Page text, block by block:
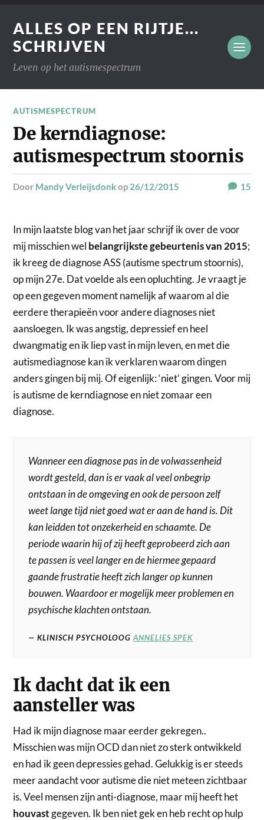
ALLES OP EEN RIJTJE...
SCHRIJVEN
Leven op het autismespectrum
AUTISMESPECTRUM
De kerndiagnose:
autismespectrum stoornis
door Mandy Verleijsdonkop 26/12/2015 15
In mijn laatste blog van het jaar schrijf ik over de voor
mij misschien wel belangrijkste gebeurtenis van 2015;
ik kreeg de diagnose ASS (autisme spectrum stoornis),
op mijn 27e. Dat voelde als een opluchting. Je vraagt je
op een gegeven moment namelijk af waarom al die
eerdere therapieën voor andere diagnoses niet
aansloegen. Ik was angstig, depressief en heel
dwangmatig en ik liep vast in mijn leven, en met die
autismediagnose kan ik verklaren waarom dingen
anders gingen bij mij. Of eigenlijk: ‘niet’ gingen. Voor mij
is autisme de kerndiagnose en niet zomaar een
diagnose.
Wanneer een diagnose pas in de volwassenheid
wordt gesteld, dan is er vaak al veel onbegrip
ontstaan in de omgeving en ook de persoon zelf
weet lange tijd niet goed wat er aan de hand is. Dit
kan leidden tot onzekerheid en schaamte. De
periode waarin hij of zij heeft geprobeerd zich aan
te passen is veel langer en de hiermee gepaard
gaande frustratie heeft zich langer op kunnen
bouwen. Waardoor er mogelijk meer problemen en
psychische klachten ontstaan.
KLINISCH PSYCHOLOOGANNELIES SPEK
Ik dacht dat ik een
aansteller was
Had ik mijn diagnose maar eerder gekregen..
Misschien was mijn OCD dan niet zo sterk ontwikkeld
en had ik geen depressies gehad. Gelukkig is er steeds
meer aandacht voor autisme die niet meteen zichtbaar
is. Veel mensen zijn anti-diagnose, maar mij heeft het
houvast gegeven. Ik ben niet gek en heb recht op hulp